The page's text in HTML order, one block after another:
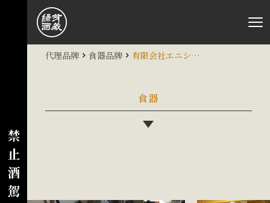
代理品牌 食器品牌 有限会社エニシング
食器